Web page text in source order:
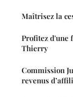
Maîtrisez la
Profitez d'une
Thierry
Commission
revenus